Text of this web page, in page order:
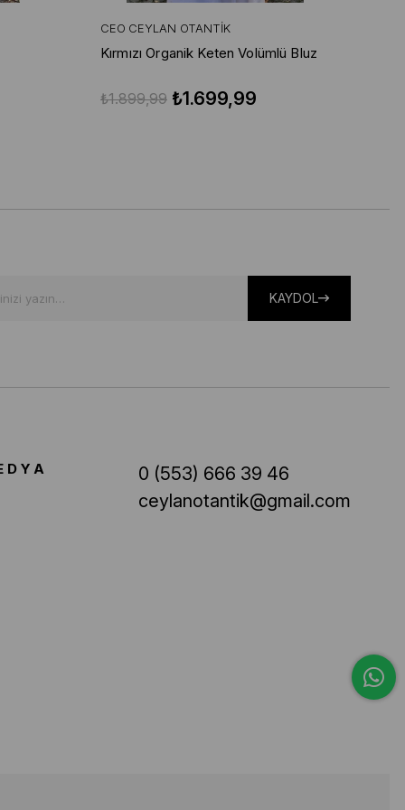
CEO CEYLAN OTANTIK
Kırmızı Organik Keten Volümlü Bluz
₺1.699,99
₺1.899,99
KAYDOL
0 (553) 666 39 46
ceylanotantik@gmail.com